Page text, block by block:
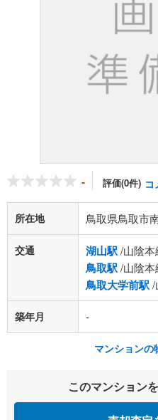
- 評価(0件) コ
所在地 鳥取県鳥取市
交通 湖山駅/山陰
鳥取駅/山陰
鳥取大学前駅/
築年月 -
マンションの
このマンション